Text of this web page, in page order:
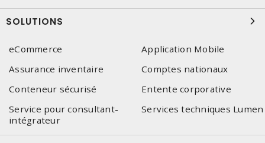
SOLUTIONS
eCommerce
Application Mobile
Assurance inventaire
Comptes nationaux
Conteneur sécurisé
Entente corporative
Service pour consultant-
intégrateur
Services techniques Lumen